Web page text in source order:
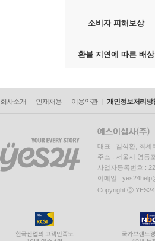
소비자 피해보상
환불 지연에 따른 배상
회사소개 인재채용 이용약관 개인정보처리방
대표 : 김석환, 최세
주소 : 서울시 영등
사업자등록번호 :
이메일 :
Copyright ⓒ YES24